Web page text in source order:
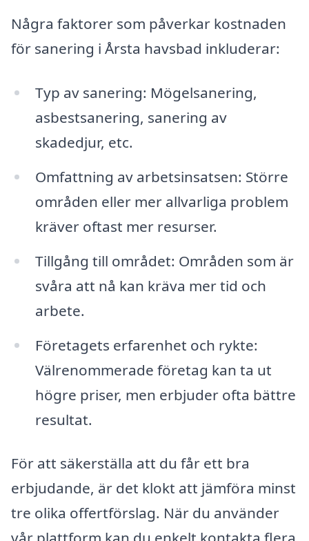
Några faktorer som påverkar kostnaden
för sanering i Årsta havsbad inkluderar:
Typ av sanering: Mögelsanering,
asbestsanering, sanering av
skadedjur, etc.
Omfattning av arbetsinsatsen: Större
områden eller mer allvarliga problem
kräver oftast mer resurser.
Tillgång till området: Områden som är
svåra att nå kan kräva mer tid och
arbete.
Företagets erfarenhet och rykte:
Välrenommerade företag kan ta ut
högre priser, men erbjuder ofta bättre
resultat.
För att säkerställa att du får ett bra
erbjudande, är det klokt att jämföra minst
tre olika offertförslag. När du använder